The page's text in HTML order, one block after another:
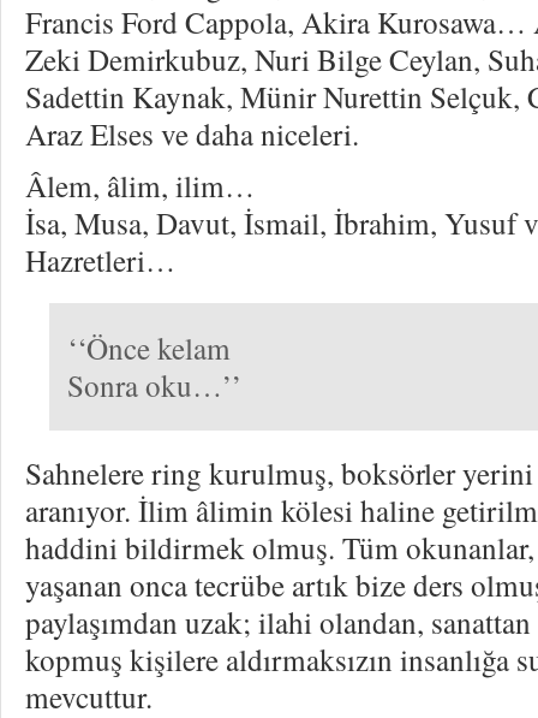
Francis Ford Cappola, Akira Kurosawa…
Zeki Demirkubuz, Nuri Bilge Ceylan,
Sadettin Kaynak, Münir Nurettin Selçuk,
Araz Elses ve daha niceleri.
Âlem, âlim, ilim…
İsa, Musa, Davut, İsmail, İbrahim, Yusuf
Hazretleri…
‘‘Önce kelam
Sonra oku…’’
Sahnelere ring kurulmuş, boksörler
aranıyor. İlim âlimin kölesi haline
haddini bildirmek olmuş. Tüm
yaşanan onca tecrübe artık bize ders
paylaşımdan uzak; ilahi olandan,
kopmuş kişilere aldırmaksızın insanlığa
mevcuttur.